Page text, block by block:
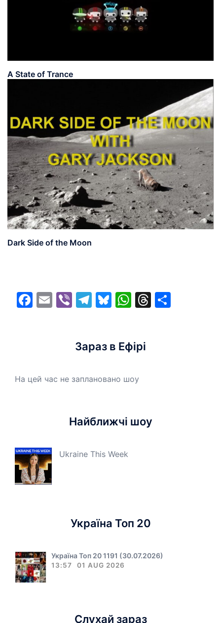
A State of Trance
Dark Side of the Moon
Facebook
EmailViberTelegram
Bluesky
WhatsApp
Threads
Зараз в Ефірі
На цей час не заплановано шоу
Найближчі шоу
Ukraine This Week
Україна Топ 20
Україна Топ 20 1191 (30.07.2026)
13:57 01 AUG 2026
Слухай зараз